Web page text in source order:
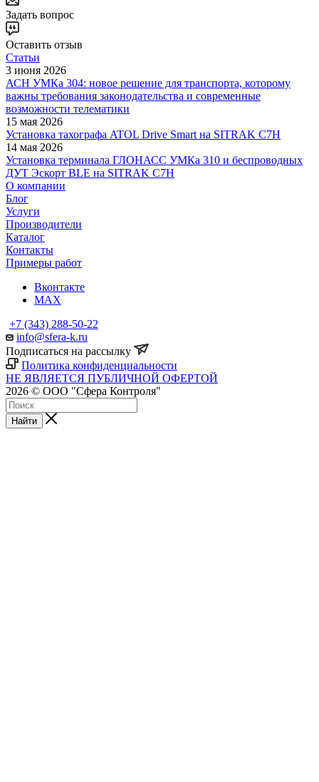
Задать вопрос
Оставить отзыв
Статьи
3 июня 2026
АСН УМКа 304: новое решение для транспорта, которому
важны требования законодательства и современные
возможности телематики
15 мая 2026
Установка тахографа ATOL Drive Smart на SITRAK C7H
14 мая 2026
Установка терминала ГЛОНАСС УМКа 310 и беспроводных
ДУТ Эскорт BLE на SITRAK C7H
О компании
Блог
Услуги
Производители
Каталог
Контакты
Примеры работ
Вконтакте
MAX
+7 (343) 288-50-22
info@sfera-k.ru
Подписаться на рассылку
Политика конфиденциальности
НЕ ЯВЛЯЕТСЯ ПУБЛИЧНОЙ ОФЕРТОЙ
2026 © ООО "Сфера Контроля"
Найти